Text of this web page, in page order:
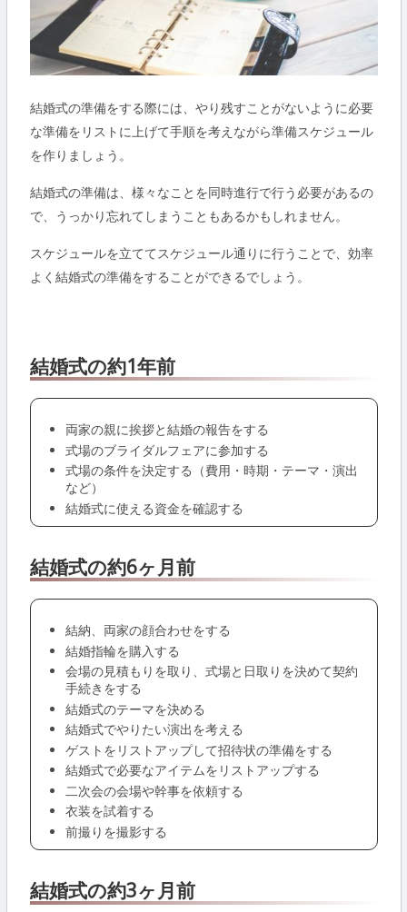
結婚式の準備をする際には、やり残すことがないように必要
な準備をリストに上げて手順を考えながら準備スケジュール
を作りましょう。
結婚式の準備は、様々なことを同時進行で行う必要があるの
で、うっかり忘れてしまうこともあるかもしれません。
スケジュールを立ててスケジュール通りに行うことで、効率
よく結婚式の準備をすることができるでしょう。
結婚式の約1年前
両家の親に挨拶と結婚の報告をする
式場のブライダルフェアに参加する
式場の条件を決定する（費用・時期・テーマ・演出
など）
結婚式に使える資金を確認する
結婚式の約6ヶ月前
結納、両家の顔合わせをする
結婚指輪を購入する
会場の見積もりを取り、式場と日取りを決めて契約
手続きをする
結婚式のテーマを決める
結婚式でやりたい演出を考える
ゲストをリストアップして招待状の準備をする
結婚式で必要なアイテムをリストアップする
二次会の会場や幹事を依頼する
衣装を試着する
前撮りを撮影する
結婚式の約3ヶ月前